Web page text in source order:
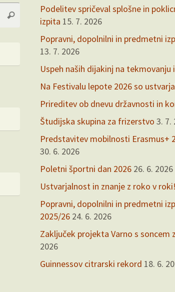
Search
Search
Podelitev spričeval splošne in
izpita 15. 7. 2026
Popravni, dopolnilni in predmetni
13. 7. 2026
Uspeh naših dijakinj na tekmovanju
Na Festivalu lepote 2026 so
Prireditev ob dnevu državnosti in
Študijska skupina za frizerstvo 3. 7.
Predstavitev mobilnosti Erasmus+
30. 6. 2026
Poletni športni dan 2026 26. 6. 2026
Ustvarjalnost in znanje z roko v roki!
Popravni, dopolnilni in predmetni
2025/26 24. 6. 2026
Zaključek projekta Varno s soncem
2026
Guinnessov citrarski rekord 18. 6.